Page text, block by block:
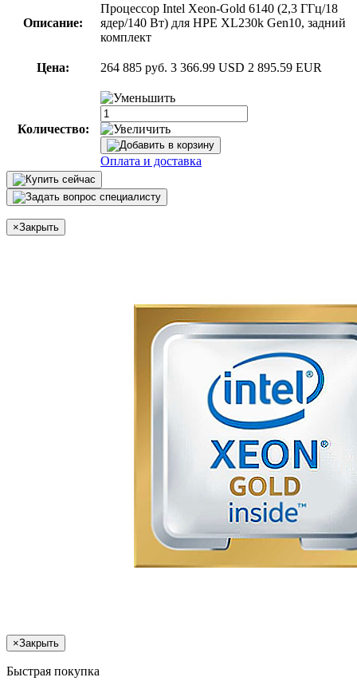
Описание:
Процессор Intel Xeon-Gold 6140 (2,3 ГГц/18
ядер/140 Вт) для HPE XL230k Gen10, задний
комплект
Цена: 264 885 руб. 3 366.99 USD 2 895.59 EUR
Количество:
Оплата и доставка
×Закрыть
×Закрыть
Быстрая покупка